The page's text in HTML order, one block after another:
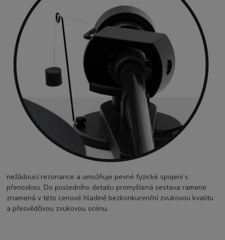
nežádoucí rezonance a umožňuje pevné fyzické spojení s
přenoskou. Do posledního detailu promyšlená sestava ramene
znamená v této cenové hladině bezkonkurenční zvukovou kvalitu
a přesvědčivou zvukovou scénu.